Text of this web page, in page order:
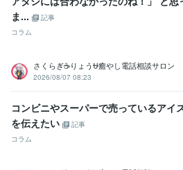
ま...
記事
コラム
さくらぎ☕りょう⛎癒やし電話相談サロン
2026/08/07 08:23
コンビニやスーパーで売っているアイ
を伝えたい
記事
コラム